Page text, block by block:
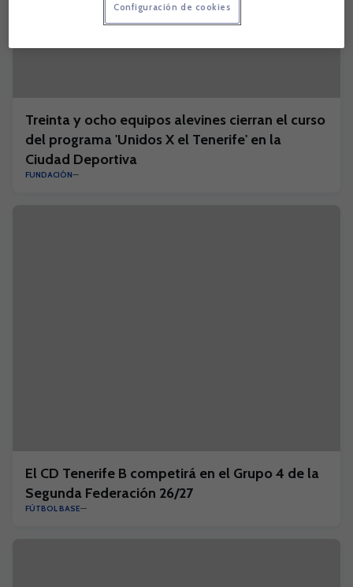
Treinta y ocho equipos alevines cierran el curso
del programa 'Unidos X el Tenerife' en la
Ciudad Deportiva
FUNDACIÓN
El CD Tenerife B competirá en el Grupo 4 de la
Segunda Federación 26/27
FÚTBOL BASE
Configuración de cookies